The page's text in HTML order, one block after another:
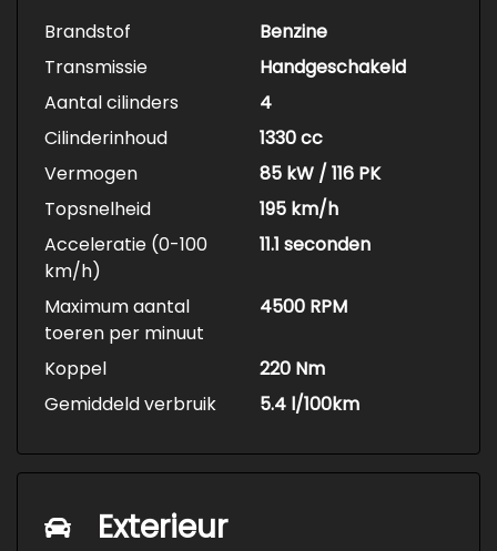
Brandstof
Benzine
Transmissie
Handgeschakeld
Aantal cilinders
4
Cilinderinhoud
1330 cc
Vermogen
85 kW / 116 PK
Topsnelheid
195 km/h
Acceleratie (0-100
km/h)
11.1 seconden
Maximum aantal
toeren per minuut
4500 RPM
Koppel
220 Nm
Gemiddeld verbruik
5.4 l/100km
Exterieur